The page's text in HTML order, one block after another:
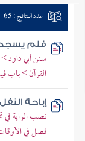
عدد النتائج : 65
فلم
سنن أبي داود
القرآن > باب
إباحة
نصب الراية في
فصل في